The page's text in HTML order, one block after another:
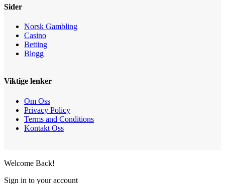
Sider
Norsk Gambling
Casino
Betting
Blogg
Viktige lenker
Om Oss
Privacy Policy
Terms and Conditions
Kontakt Oss
Welcome Back!
Sign in to your account